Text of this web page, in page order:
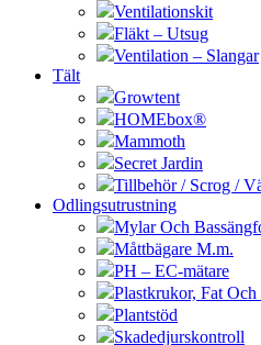
Ventilationskit
Fläkt – Utsug
Ventilation – Slangar
Tält
Growtent
HOMEbox®
Mammoth
Secret Jardin
Tillbehör / Scrog /
Odlingsutrustning
Mylar Och
Måttbägare M.m.
PH – EC-mätare
Plastkrukor, Fat
Plantstöd
Skadedjurskontroll